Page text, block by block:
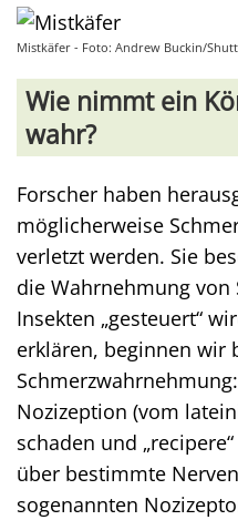
Mistkäfer - Foto: Andrew Buckin/
Wie nimmt ein
wahr?
Forscher haben
möglicherweise
verletzt werden. Sie
die Wahrnehmung von
Insekten „gesteuert“
erklären, beginnen wir
Nozizeption (vom
schaden und
über bestimmte
sogenannten